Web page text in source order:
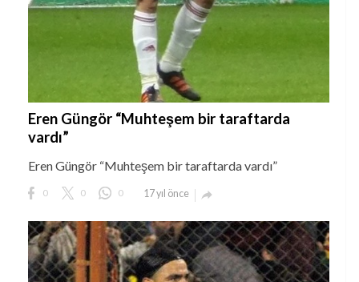
Eren Güngör “Muhteşem bir taraftarda
vardı”
Eren Güngör “Muhteşem bir taraftarda vardı”
0 0 0 17 yıl önce 